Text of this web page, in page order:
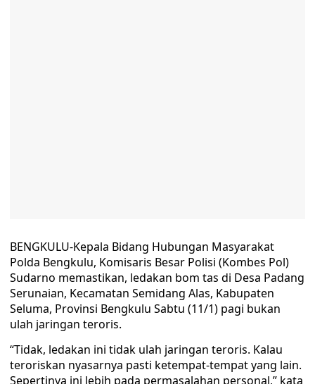
BENGKULU-Kepala Bidang Hubungan Masyarakat
Polda Bengkulu, Komisaris Besar Polisi (Kombes Pol)
Sudarno memastikan, ledakan bom tas di Desa Padang
Serunaian, Kecamatan Semidang Alas, Kabupaten
Seluma, Provinsi Bengkulu Sabtu (11/1) pagi bukan
ulah jaringan teroris.
“Tidak, ledakan ini tidak ulah jaringan teroris. Kalau
teroriskan nyasarnya pasti ketempat-tempat yang lain.
Sepertinya ini lebih pada permasalahan personal,” kata